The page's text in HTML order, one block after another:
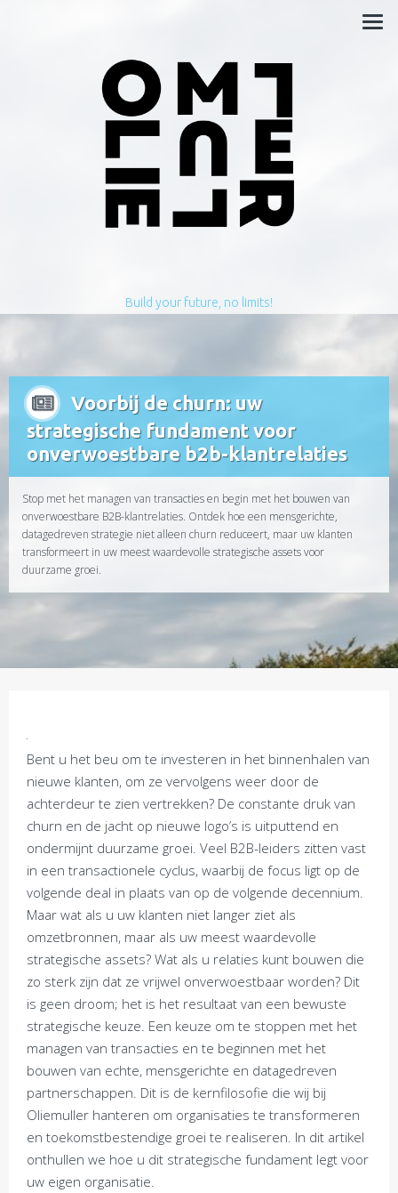
Build your future, no limits!
Voorbij de churn: uw
strategische fundament voor
onverwoestbare b2b-klantrelaties
Stop met het managen van transacties en begin met het bouwen van
onverwoestbare B2B-klantrelaties. Ontdek hoe een mensgerichte,
datagedreven strategie niet alleen churn reduceert, maar uw klanten
transformeert in uw meest waardevolle strategische assets voor
duurzame groei.
Bent u het beu om te investeren in het binnenhalen van
nieuwe klanten, om ze vervolgens weer door de
achterdeur te zien vertrekken? De constante druk van
churn en de jacht op nieuwe logo’s is uitputtend en
ondermijnt duurzame groei. Veel B2B-leiders zitten vast
in een transactionele cyclus, waarbij de focus ligt op de
volgende deal in plaats van op de volgende decennium.
Maar wat als u uw klanten niet langer ziet als
omzetbronnen, maar als uw meest waardevolle
strategische assets? Wat als u relaties kunt bouwen die
zo sterk zijn dat ze vrijwel onverwoestbaar worden? Dit
is geen droom; het is het resultaat van een bewuste
strategische keuze. Een keuze om te stoppen met het
managen van transacties en te beginnen met het
bouwen van echte, mensgerichte en datagedreven
partnerschappen. Dit is de kernfilosofie die wij bij
Oliemuller hanteren om organisaties te transformeren
en toekomstbestendige groei te realiseren. In dit artikel
onthullen we hoe u dit strategische fundament legt voor
uw eigen organisatie.